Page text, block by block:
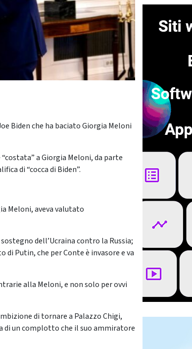
Biden che ha baciato Giorgia Meloni
a Giorgia Meloni, da parte
di “cocca di Biden”.
Meloni, aveva valutato
dell’Ucraina contro la Russia;
di Putin, che per Conte è invasore e va
alla Meloni, e non solo per ovvi
di tornare a Palazzo Chigi,
un complotto che il suo ammiratore